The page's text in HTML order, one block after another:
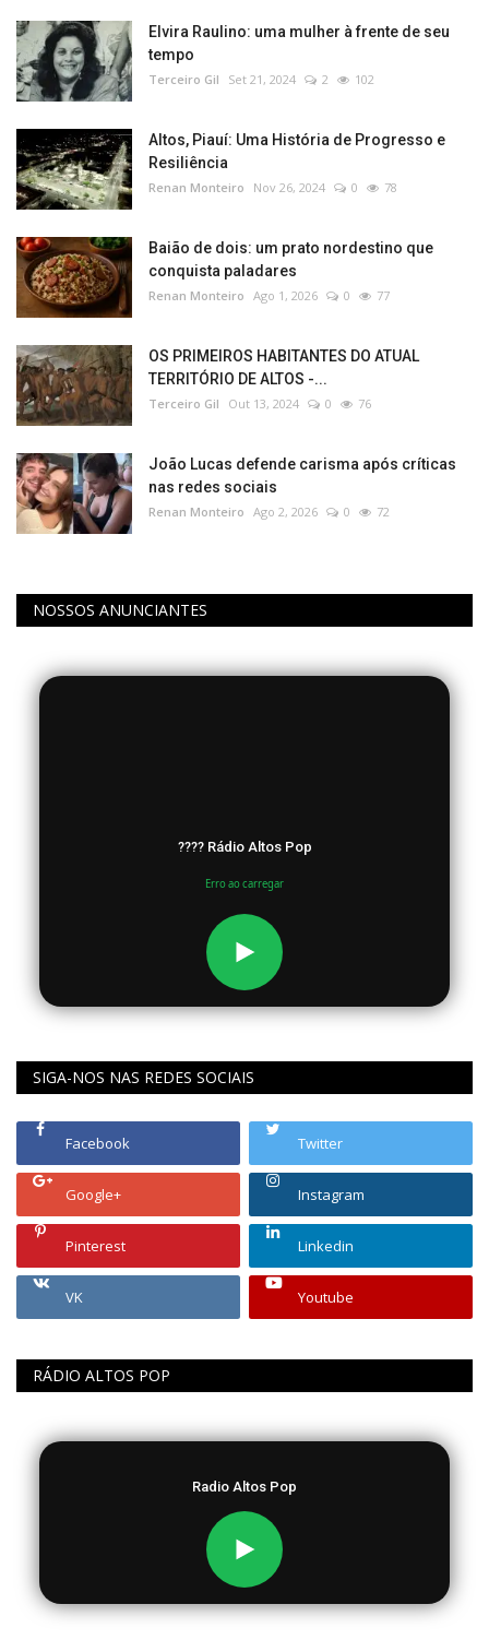
Elvira Raulino: uma mulher à frente de seu
tempo
Terceiro Gil Set 21, 2024 2 102
Altos, Piauí: Uma História de Progresso e
Resiliência
Renan Monteiro Nov 26, 2024 0 78
Baião de dois: um prato nordestino que
conquista paladares
Renan Monteiro Ago 1, 2026 0 77
OS PRIMEIROS HABITANTES DO ATUAL
TERRITÓRIO DE ALTOS -...
Terceiro Gil Out 13, 2024 0 76
João Lucas defende carisma após críticas
nas redes sociais​‌​
Renan Monteiro Ago 2, 2026 0 72
NOSSOS ANUNCIANTES
???? Rádio Altos Pop
Erro ao carregar
SIGA-NOS NAS REDES SOCIAIS
Facebook Twitter
Google+ Instagram
Pinterest Linkedin
VK Youtube
RÁDIO ALTOS POP
Radio Altos Pop